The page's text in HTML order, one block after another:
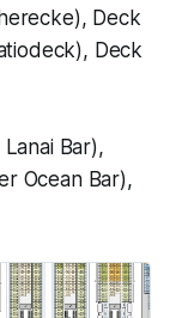
Deck
Deck
Bar),
Ocean Bar),